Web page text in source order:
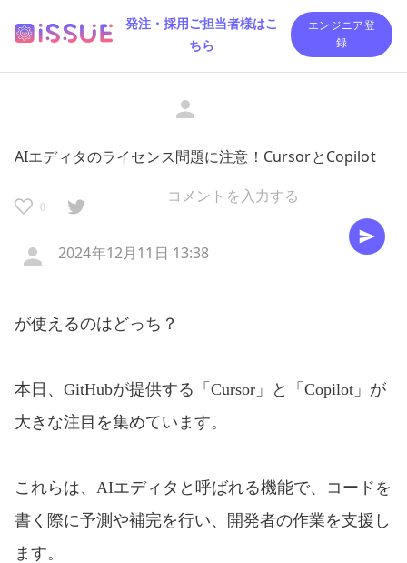
発注・採用ご担当者様はこ
ちら
エンジニア登
録
AIエディタのライセンス問題に注意！CursorとCopilot
0
2024年12月11日 13:38
が使えるのはどっち？
本日、GitHubが提供する「Cursor」と「Copilot」が
大きな注目を集めています。
これらは、AIエディタと呼ばれる機能で、コードを
書く際に予測や補完を行い、開発者の作業を支援し
ます。